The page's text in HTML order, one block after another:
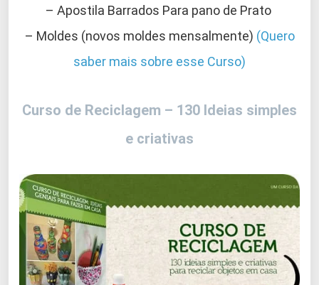
– Apostila Barrados Para pano de Prato
– Moldes (novos moldes mensalmente) (Quero
saber mais sobre esse Curso)
Curso de Reciclagem – 130 Ideias simples
e criativas